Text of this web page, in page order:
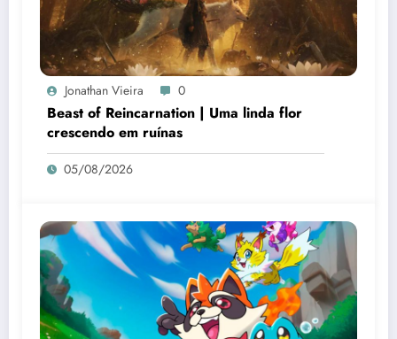
Jonathan Vieira 0
Beast of Reincarnation | Uma linda flor
crescendo em ruínas
05/08/2026